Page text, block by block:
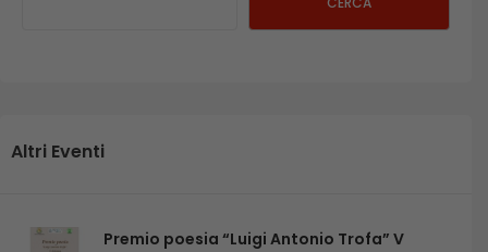
Altri Eventi
Premio poesia “Luigi Antonio Trofa” V